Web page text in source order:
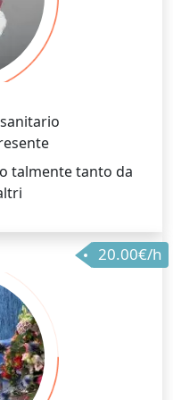
talmente tanto da
20.00€/h